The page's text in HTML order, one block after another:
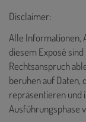
Disclaimer:
Alle Informationen,
diesem Exposé
Rechtsanspruch
beruhen auf Daten,
repräsentieren und
Ausführungsphase